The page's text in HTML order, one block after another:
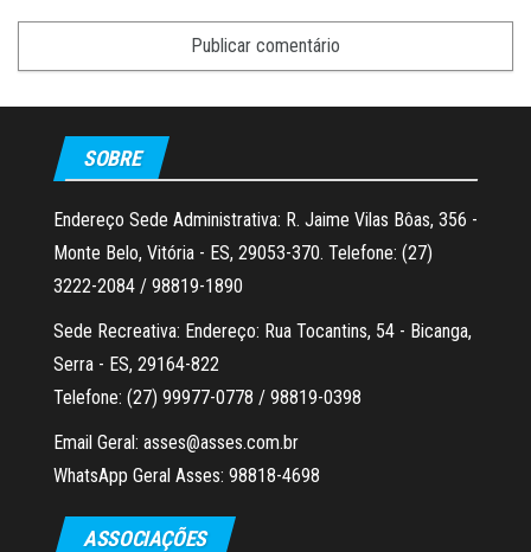
SOBRE
Endereço Sede Administrativa: R. Jaime Vilas Bôas, 356 -
Monte Belo, Vitória - ES, 29053-370. Telefone: (27)
3222-2084 / 98819-1890
Sede Recreativa: Endereço: Rua Tocantins, 54 - Bicanga,
Serra - ES, 29164-822
Telefone: (27) 99977-0778 / 98819-0398
Email Geral: asses@asses.com.br
WhatsApp Geral Asses: 98818-4698
ASSOCIAÇÕES